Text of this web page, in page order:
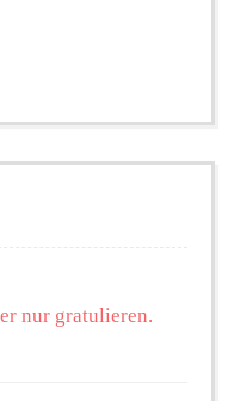
nur gratulieren.